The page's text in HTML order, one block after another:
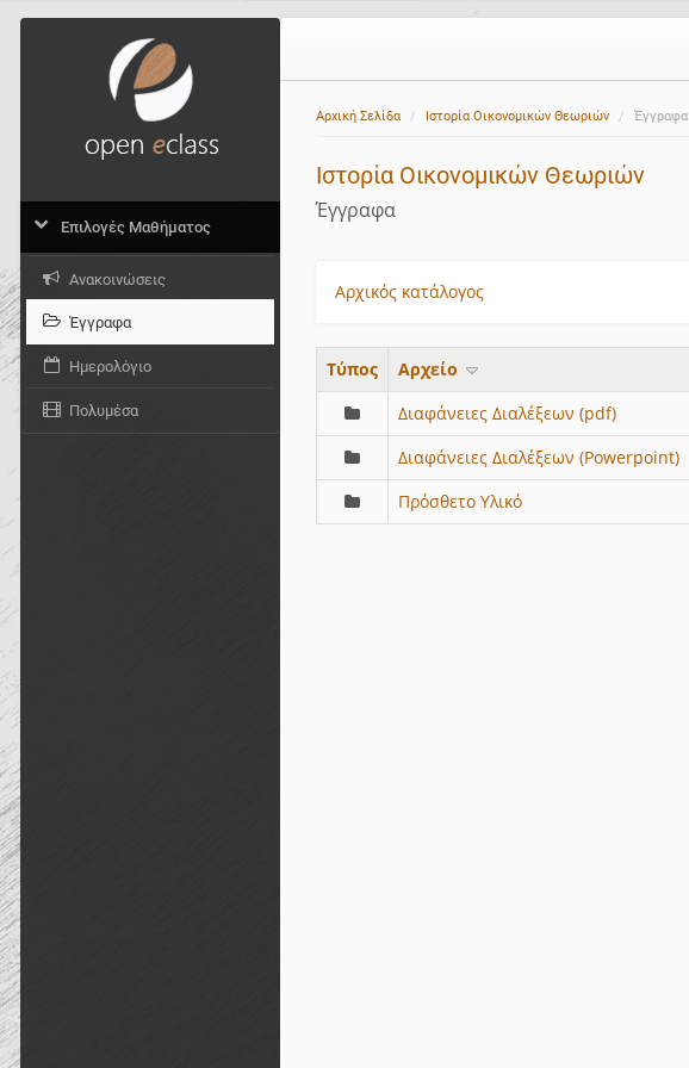
Αρχική Σελίδα Ιστορία Οικονομικών Θεωριών Έγγραφα
Ιστορία Οικονομικών Θεωριών
Έγγραφα
Αρχικός κατάλογος
Τύπος Aρχείο
Διαφάνειες Διαλέξεων (pdf)
Διαφάνειες Διαλέξεων (Powerpoint)
Πρόσθετο Υλικό
Επιλογές Μαθήματος
Ανακοινώσεις
Έγγραφα
Ημερολόγιο
Πολυμέσα